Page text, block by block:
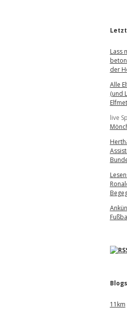
Lass
der
Alle
(und
live
Blogs
11km